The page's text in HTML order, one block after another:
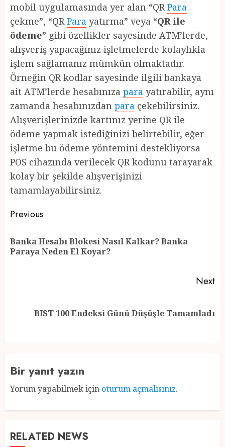
mobil uygulamasında yer alan “QRPara
çekme”, “QRPara yatırma” veya “QR ile
ödeme” gibi özellikler sayesinde ATM’lerde,
alışveriş yapacağınız işletmelerde kolaylıkla
işlem sağlamanız mümkün olmaktadır.
Örneğin QR kodlar sayesinde ilgili bankaya
ait ATM’lerde hesabınıza para yatırabilir, aynı
zamanda hesabınızdan para çekebilirsiniz.
Alışverişlerinizde kartınız yerine QR ile
ödeme yapmak istediğinizi belirtebilir, eğer
işletme bu ödeme yöntemini destekliyorsa
POS cihazında verilecek QR kodunu tarayarak
kolay bir şekilde alışverişinizi
tamamlayabilirsiniz.
Post
navigation
Previous
Banka Hesabı Blokesi Nasıl Kalkar? Banka
Paraya Neden El Koyar?
Next
BIST 100 Endeksi Günü Düşüşle Tamamladı
Bir yanıt yazın
Yorum yapabilmek için oturum açmalısınız.
RELATED NEWS